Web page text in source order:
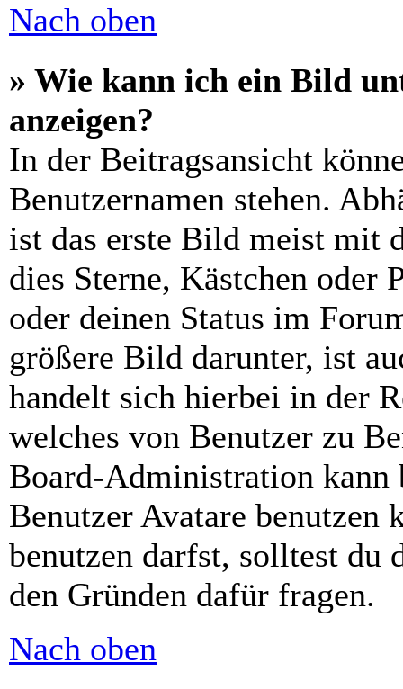
Nach oben
» Wie kann ich ein Bild
anzeigen?
In der Beitragsansicht
Benutzernamen stehen.
ist das erste Bild meist mit
dies Sterne, Kästchen oder
oder deinen Status im
größere Bild darunter, ist
handelt sich hierbei in der
welches von Benutzer zu
Board-Administration kann
Benutzer Avatare benutzen
benutzen darfst, solltest
den Gründen dafür fragen.
Nach oben